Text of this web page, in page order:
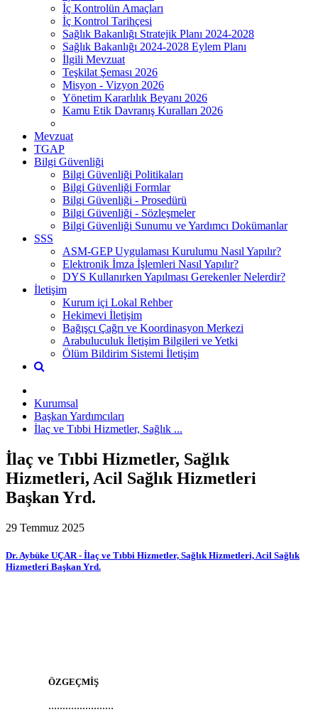
İç Kontrolün Amaçları
İç Kontrol Tarihçesi
Sağlık Bakanlığı Stratejik Planı 2024-2028
Sağlık Bakanlığı 2024-2028 Eylem Planı
İlgili Mevzuat
Teşkilat Şeması 2026
Misyon - Vizyon 2026
Yönetim Kararlılık Beyanı 2026
Kamu Etik Davranış Kuralları 2026
Mevzuat
TGAP
Bilgi Güvenliği
Bilgi Güvenliği Politikaları
Bilgi Güvenliği Formlar
Bilgi Güvenliği - Prosedürü
Bilgi Güvenliği - Sözleşmeler
Bilgi Güvenliği Sunumu ve Yardımcı Dokümanlar
SSS
ASM-GEP Uygulaması Kurulumu Nasıl Yapılır?
Elektronik İmza İşlemleri Nasıl Yapılır?
DYS Kullanırken Yapılması Gerekenler Nelerdir?
İletişim
Kurum içi Lokal Rehber
Hekimevi İletişim
Bağışçı Çağrı ve Koordinasyon Merkezi
Arabuluculuk İletişim Bilgileri ve Yetki
Ölüm Bildirim Sistemi İletişim
Kurumsal
Başkan Yardımcıları
İlaç ve Tıbbi Hizmetler, Sağlık ...
İlaç ve Tıbbi Hizmetler, Sağlık
Hizmetleri, Acil Sağlık Hizmetleri
Başkan Yrd.
29 Temmuz 2025
Dr. Aybüke UÇAR - İlaç ve Tıbbi Hizmetler, Sağlık Hizmetleri, Acil Sağlık
Hizmetleri Başkan Yrd.
ÖZGEÇMİŞ
.......................